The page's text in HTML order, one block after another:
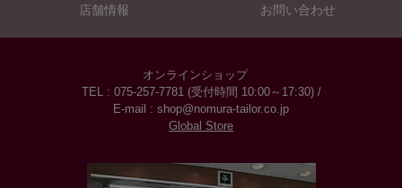
店舗情報 お問い合わせ
オンラインショップ
TEL : 075-257-7781 (受付時間 10:00～17:30) /
E-mail : shop@nomura-tailor.co.jp
Global Store